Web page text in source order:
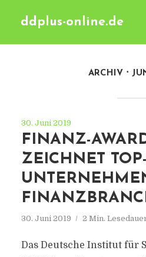
ddplus-online.de
ARCHIV
30. Juni 2019
FINANZ-
ZEICHNET TOP-
30. Juni 2019 2 Min.
Das Deutsche Institut für